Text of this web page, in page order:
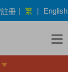
冊 | 繁 | English